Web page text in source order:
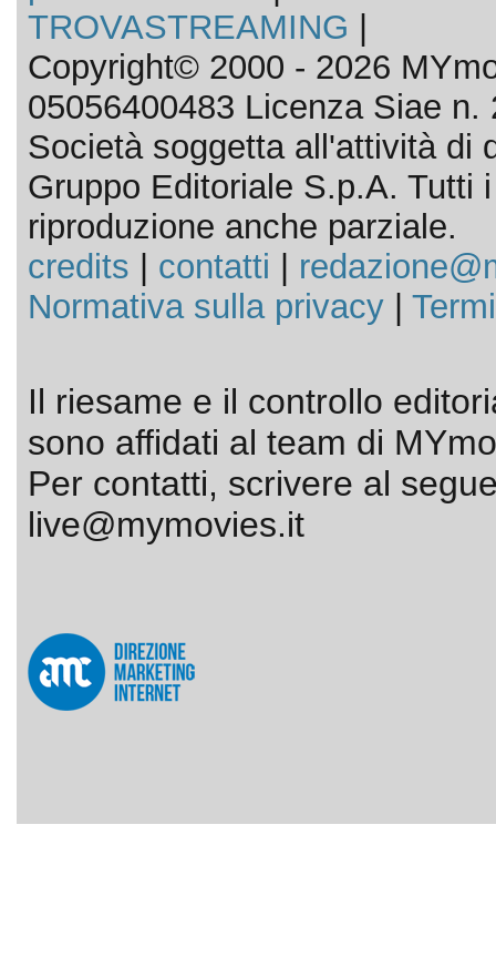
TROVASTREAMING
Copyright© 2000 - 2026
05056400483 Licenza Siae n.
Società soggetta all'attività di
Gruppo Editoriale S.p.A. Tutti
riproduzione anche parziale.
credits
contatti
Normativa sulla privacy|
Il riesame e il controllo
sono affidati al team di
Per contatti, scrivere al
live@mymovies.it